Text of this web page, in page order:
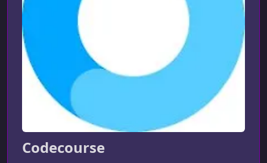
Codecourse